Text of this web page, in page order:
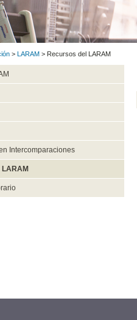
> LARAM > Recursos del LARAM
Intercomparaciones